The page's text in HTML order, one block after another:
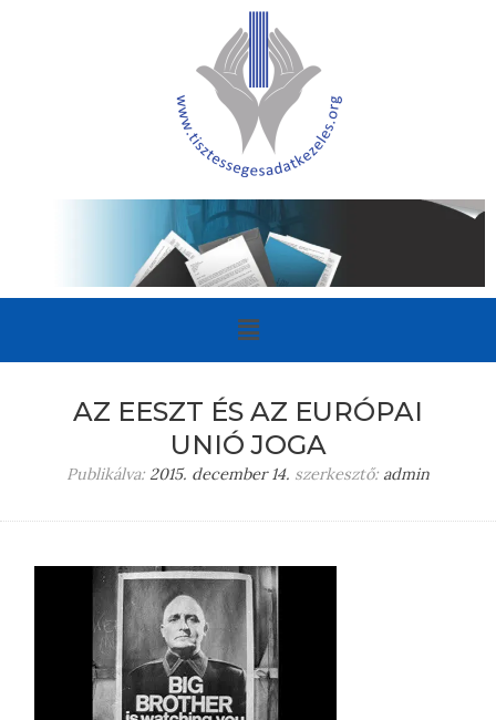
AZ EESZT ÉS AZ EURÓPAI
UNIÓ JOGA
Publikálva: 2015. december 14. szerkesztő: admin